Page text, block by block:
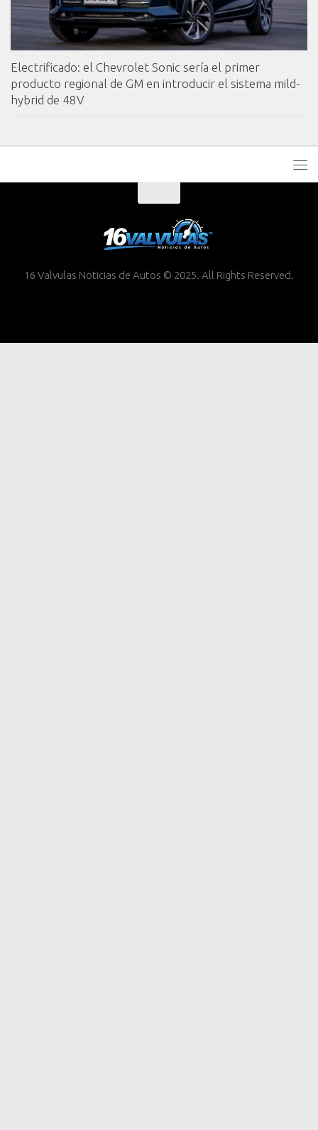
Electrificado: el Chevrolet Sonic sería el primer
producto regional de GM en introducir el sistema mild-
hybrid de 48V
16 Valvulas Noticias de Autos © 2025. All Rights Reserved.